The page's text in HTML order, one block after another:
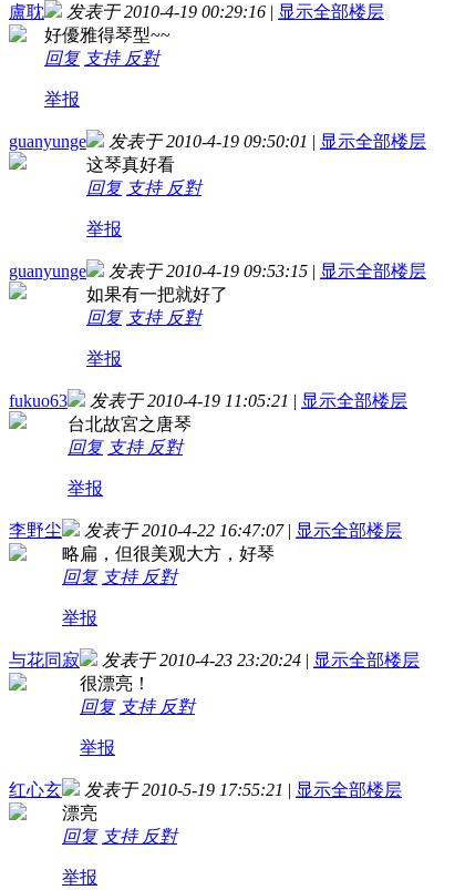
盧耽 发表于 2010-4-19 00:29:16 | 显示全部楼层
好優雅得琴型~~
回复 支持 反對
举报
guanyunge 发表于 2010-4-19 09:50:01 | 显示全部楼层
这琴真好看
回复 支持 反對
举报
guanyunge 发表于 2010-4-19 09:53:15 | 显示全部楼层
如果有一把就好了
回复 支持 反對
举报
fukuo63 发表于 2010-4-19 11:05:21 | 显示全部楼层
台北故宮之唐琴
回复 支持 反對
举报
李野尘 发表于 2010-4-22 16:47:07 | 显示全部楼层
略扁，但很美观大方，好琴
回复 支持 反對
举报
与花同寂 发表于 2010-4-23 23:20:24 | 显示全部楼层
很漂亮！
回复 支持 反對
举报
红心玄 发表于 2010-5-19 17:55:21 | 显示全部楼层
漂亮
回复 支持 反對
举报